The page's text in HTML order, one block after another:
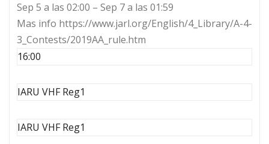
Sep 5 a las 02:00 – Sep 7 a las 01:59
Mas info https://www.jarl.org/English/4_Library/A-4-
3_Contests/2019AA_rule.htm
16:00
IARU VHF Reg1
IARU VHF Reg1